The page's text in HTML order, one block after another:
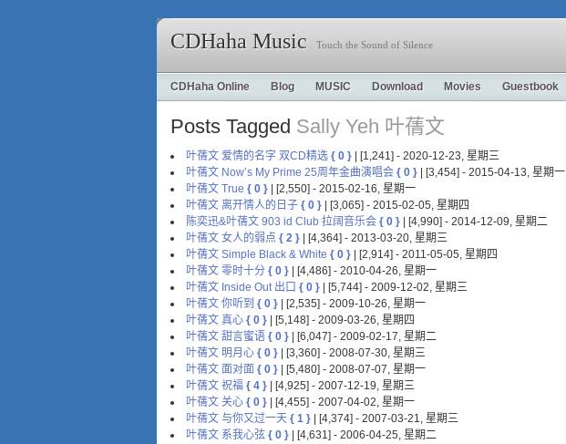
CDHaha Music Touch the Sound of Silence
CDHaha Online Blog MUSIC Download Movies Guestbook
Posts Tagged Sally Yeh 叶蒨文
叶蒨文 爱情的名字 双CD精选 { 0 } | [1,241] - 2020-12-23, 星期三
叶蒨文 Now’s My Prime 25周年金曲演唱会 { 0 } | [3,454] - 2015-04-13, 星期一
叶蒨文 True { 0 } | [2,550] - 2015-02-16, 星期一
叶蒨文 离开情人的日子 { 0 } | [3,065] - 2015-02-05, 星期四
陈奕迅&叶蒨文 903 id Club 拉阔音乐会 { 0 } | [4,990] - 2014-12-09, 星期二
叶蒨文 女人的弱点 { 2 } | [4,364] - 2013-03-20, 星期三
叶蒨文 Simple Black & White { 0 } | [2,914] - 2011-05-05, 星期四
叶蒨文 零时十分 { 0 } | [4,486] - 2010-04-26, 星期一
叶蒨文 Inside Out 出口 { 0 } | [5,744] - 2009-12-02, 星期三
叶蒨文 你听到 { 0 } | [2,535] - 2009-10-26, 星期一
叶蒨文 真心 { 0 } | [5,148] - 2009-03-26, 星期四
叶蒨文 甜言蜜语 { 0 } | [6,047] - 2009-02-17, 星期二
叶蒨文 明月心 { 0 } | [3,360] - 2008-07-30, 星期三
叶蒨文 面对面 { 0 } | [5,480] - 2008-07-07, 星期一
叶蒨文 祝福 { 4 } | [4,925] - 2007-12-19, 星期三
叶蒨文 关心 { 0 } | [4,455] - 2007-04-02, 星期一
叶蒨文 与你又过一天 { 1 } | [4,374] - 2007-03-21, 星期三
叶蒨文 系我心弦 { 0 } | [4,631] - 2006-04-25, 星期二